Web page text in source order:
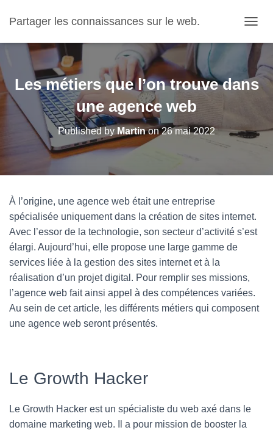
Partager les connaissances sur le web.
Les métiers que l’on trouve dans
une agence web
Published by Martinon26 mai 2022
À l’origine, une agence web était une entreprise
spécialisée uniquement dans la création de sites internet.
Avec l’essor de la technologie, son secteur d’activité s’est
élargi. Aujourd’hui, elle propose une large gamme de
services liée à la gestion des sites internet et à la
réalisation d’un projet digital. Pour remplir ses missions,
l’agence web fait ainsi appel à des compétences variées.
Au sein de cet article, les différents métiers qui composent
une agence web seront présentés.
Le Growth Hacker
Le Growth Hacker est un spécialiste du web axé dans le
domaine marketing web. Il a pour mission de booster la